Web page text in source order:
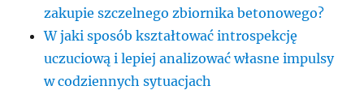
zakupie szczelnego zbiornika betonowego?
W jaki sposób kształtować introspekcję
uczuciową i lepiej analizować własne impulsy
w codziennych sytuacjach